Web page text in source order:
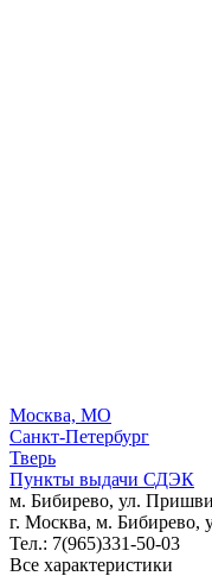
Москва, МО
Санкт-Петербург
Тверь
Пункты выдачи СДЭК
м. Бибирево, ул.
г. Москва, м. Бибирево,
Тел.: 7(965)331-50-03
Все характеристики